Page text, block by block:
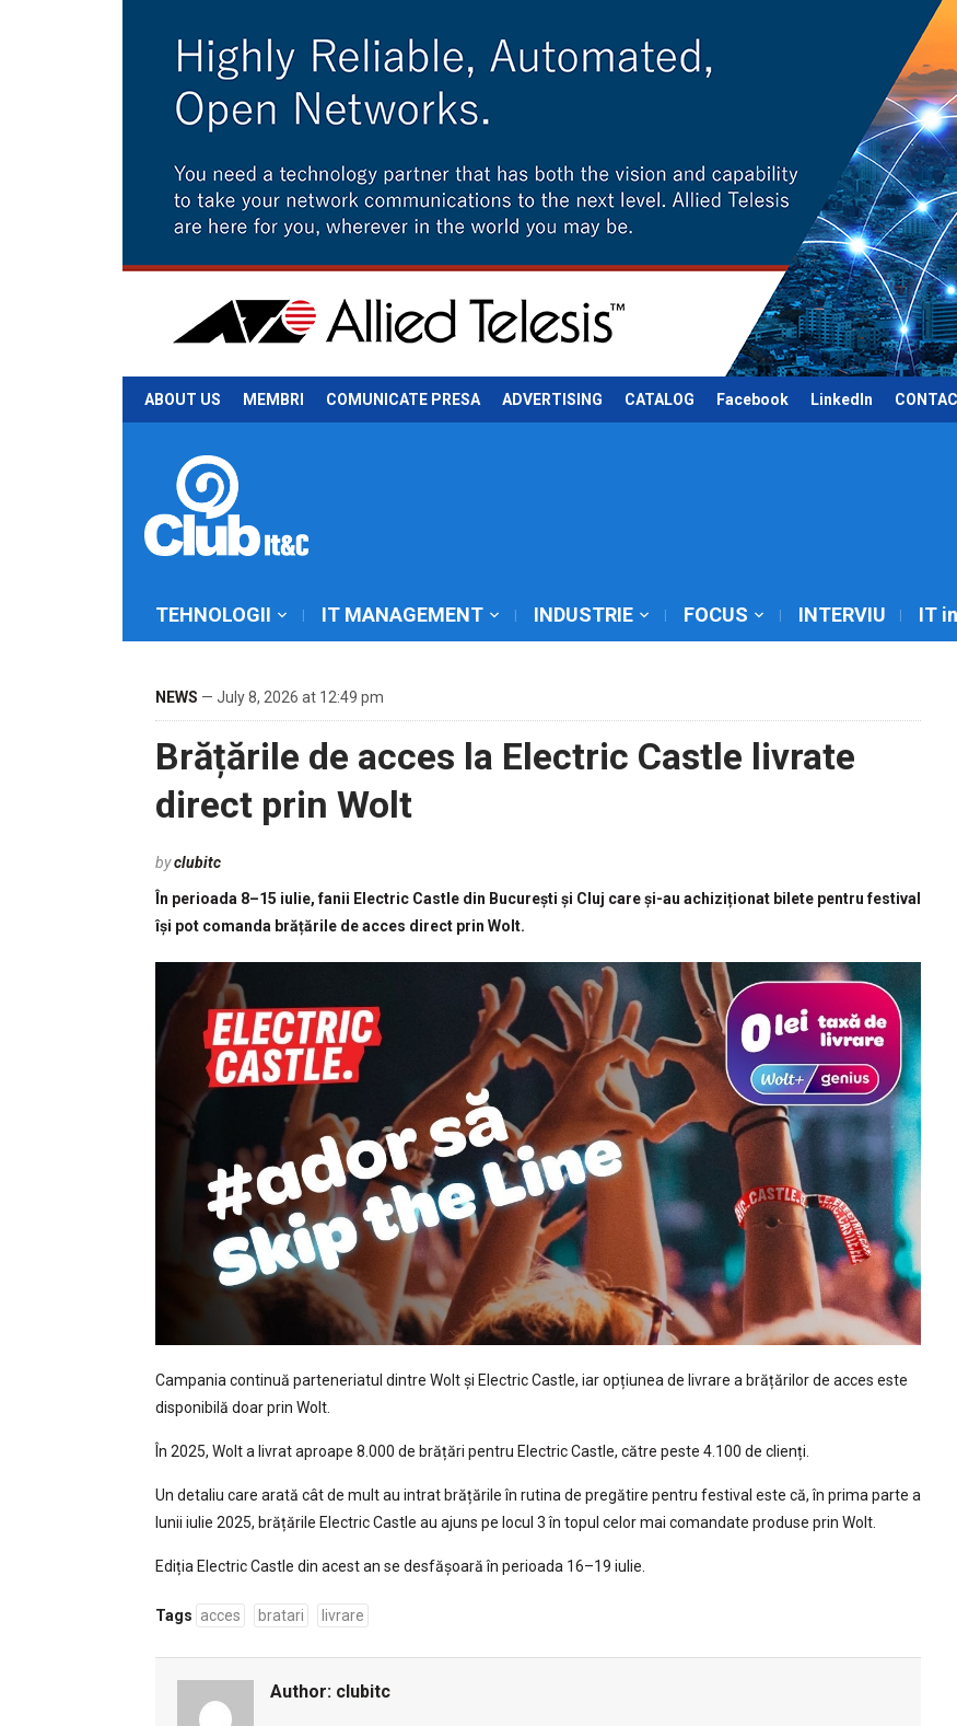
ABOUT US MEMBRI COMUNICATE PRESA ADVERTISING CATALOG Facebook LinkedIn
TEHNOLOGII IT MANAGEMENT INDUSTRIE FOCUS INTERVIU IT
NEWS — July 8, 2026 at 12:49 pm
Brățările de acces la Electric Castle livrate
direct prin Wolt
byclubitc
În perioada 8–15 iulie, fanii Electric Castle din București și Cluj care și-au achiziționat bilete pentru festival
își pot comanda brățările de acces direct prin Wolt.
Campania continuă parteneriatul dintre Wolt și Electric Castle, iar opțiunea de livrare a brățărilor de acces este
disponibilă doar prin Wolt.
În 2025, Wolt a livrat aproape 8.000 de brățări pentru Electric Castle, către peste 4.100 de clienți.
Un detaliu care arată cât de mult au intrat brățările în rutina de pregătire pentru festival este că, în prima parte a
lunii iulie 2025, brățările Electric Castle au ajuns pe locul 3 în topul celor mai comandate produse prin Wolt.
Ediția Electric Castle din acest an se desfășoară în perioada 16–19 iulie.
Tags acces bratari livrare
Author: clubitc